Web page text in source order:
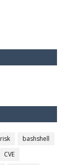
bashshell
CVE